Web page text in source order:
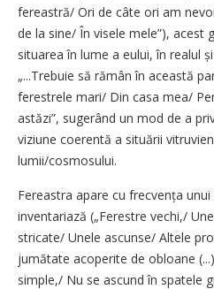
fereastră/ Ori de câte ori am
de la sine/ În visele mele”), acest
situarea în lume a eului, în realul
„...Trebuie să rămân în această
ferestrele mari/ Din casa mea/
astăzi”, sugerând un mod de a
viziune coerentă a situării
lumii/cosmosului.
Fereastra apare cu frecvența
inventariază („Ferestre vechi,/
stricate/ Unele ascunse/ Altele
jumătate acoperite de obloane
simple,/ Nu se ascund în spatele